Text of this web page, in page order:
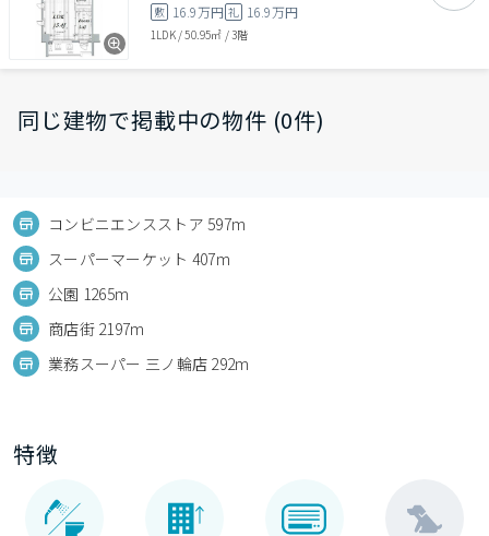
敷 16.9万円 礼 16.9万円
1LDK/50.95㎡ /3階
同じ建物で掲載中の物件 (0件)
コンビニエンスストア 597m
スーパーマーケット 407m
公園 1265m
商店街 2197m
業務スーパー 三ノ輪店 292m
特徴